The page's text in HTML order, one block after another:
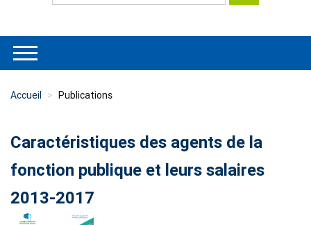
Accueil Publications
Caractéristiques des agents de la
fonction publique et leurs salaires
2013-2017